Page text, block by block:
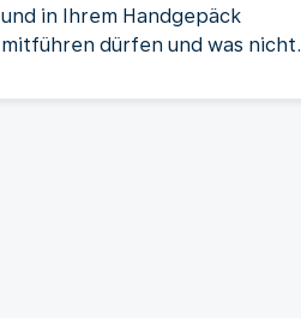
und in Ihrem Handgepäck
mitführen dürfen und was nicht.